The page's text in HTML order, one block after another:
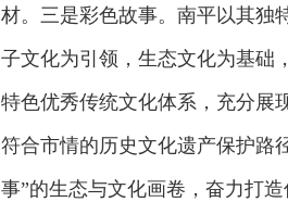
材。三是彩色故事。南平以其独
子文化为引领，生态文化为基础
特色优秀传统文化体系，充分展
符合市情的历史文化遗产保护路
事”的生态与文化画卷，奋力打